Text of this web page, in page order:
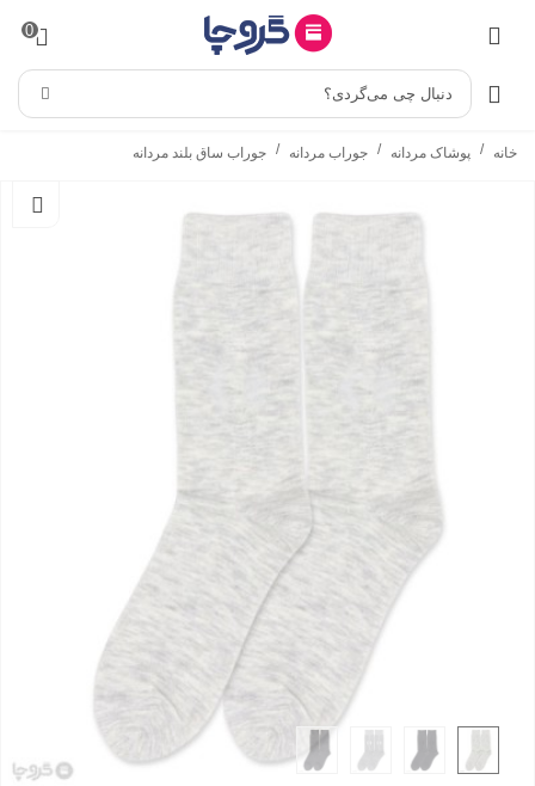
0
دنبال چی می‌گردی؟
خانه / پوشاک مردانه / جوراب مردانه / جوراب ساق بلند مردانه